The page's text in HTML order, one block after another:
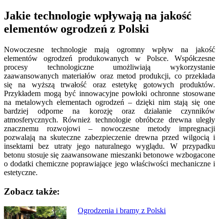
Jakie technologie wpływają na jakość
elementów ogrodzeń z Polski
Nowoczesne technologie mają ogromny wpływ na jakość
elementów ogrodzeń produkowanych w Polsce. Współczesne
procesy technologiczne umożliwiają wykorzystanie
zaawansowanych materiałów oraz metod produkcji, co przekłada
się na wyższą trwałość oraz estetykę gotowych produktów.
Przykładem mogą być innowacyjne powłoki ochronne stosowane
na metalowych elementach ogrodzeń – dzięki nim stają się one
bardziej odporne na korozję oraz działanie czynników
atmosferycznych. Również technologie obróbcze drewna uległy
znacznemu rozwojowi – nowoczesne metody impregnacji
pozwalają na skuteczne zabezpieczenie drewna przed wilgocią i
insektami bez utraty jego naturalnego wyglądu. W przypadku
betonu stosuje się zaawansowane mieszanki betonowe wzbogacone
o dodatki chemiczne poprawiające jego właściwości mechaniczne i
estetyczne.
Zobacz także:
Ogrodzenia i bramy z Polski
Nawigacja